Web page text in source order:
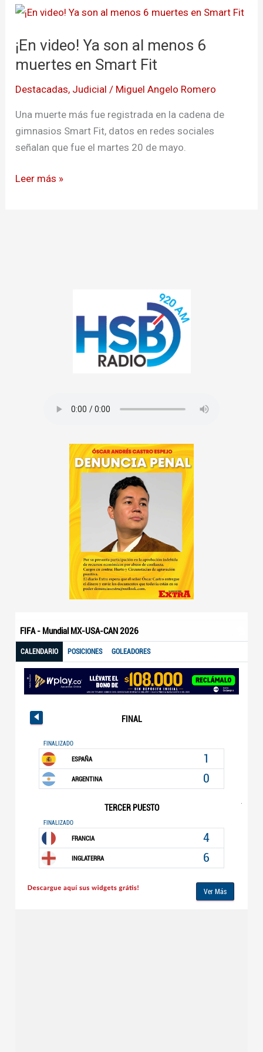
¡En video! Ya son al menos 6
muertes en Smart Fit
Destacadas, Judicial / Miguel Angelo Romero
Una muerte más fue registrada en la cadena de
gimnasios Smart Fit, datos en redes sociales
señalan que fue el martes 20 de mayo.
¡En
Ya
son
menos
6
muertes
Fit
Leer más »